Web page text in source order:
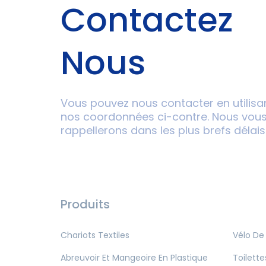
Contactez
Nous
Vous pouvez nous contacter en
nos coordonnées ci-contre. Nous
rappellerons dans les plus brefs
Produits
Chariots Textiles
Vélo
Abreuvoir Et Mangeoire En Plastique